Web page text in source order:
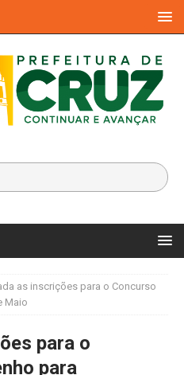
as inscrições para o Concurso
Maio
para o
para